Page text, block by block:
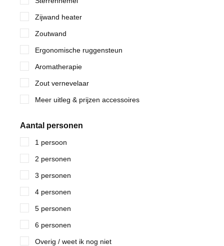
Zijwand heater
Zoutwand
Ergonomische ruggensteun
Aromatherapie
Zout vernevelaar
Meer uitleg & prijzen accessoires
Aantal personen
1 persoon
2 personen
3 personen
4 personen
5 personen
6 personen
Overig / weet ik nog niet